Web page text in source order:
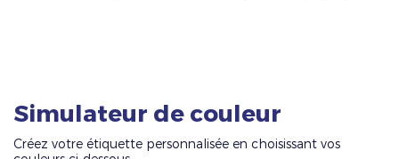
Simulateur de couleur
Créez votre étiquette personnalisée en choisissant vos